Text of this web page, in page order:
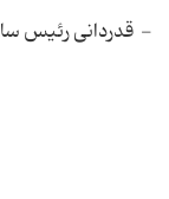
- قدر‌دانی رئیس